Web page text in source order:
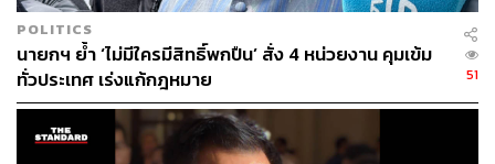
POLITICS
นายกฯ ย้ำ ‘ไม่มีใครมีสิทธิ์พกปืน’ สั่ง 4 หน่วยงาน คุมเข้ม
ทั่วประเทศ เร่งแก้กฎหมาย
51